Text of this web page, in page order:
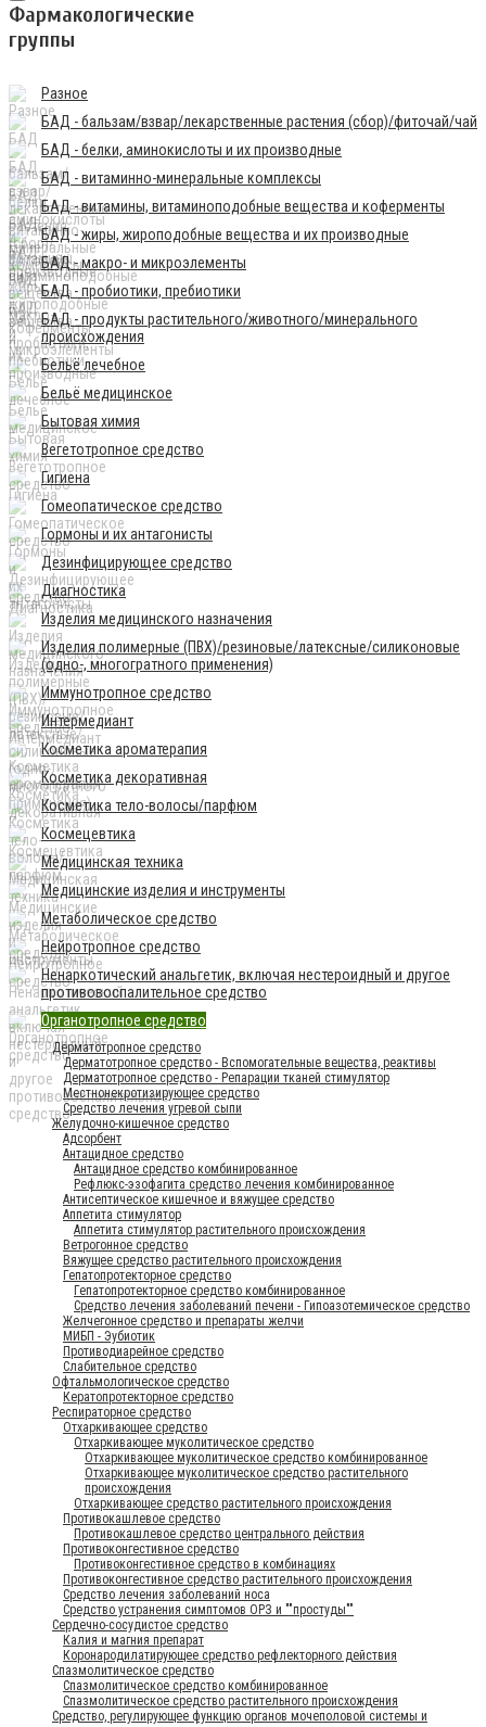
Фармакологические
группы
Разное
БАД - бальзам/взвар/лекарственные растения (сбор)/фиточай/чай
БАД - белки, аминокислоты и их производные
БАД - витаминно-минеральные комплексы
БАД - витамины, витаминоподобные вещества и коферменты
БАД - жиры, жироподобные вещества и их производные
БАД - макро- и микроэлементы
БАД - пробиотики, пребиотики
БАД - продукты растительного/животного/минерального
происхождения
Бельё лечебное
Бельё медицинское
Бытовая химия
Вегетотропное средство
Гигиена
Гомеопатическое средство
Гормоны и их антагонисты
Дезинфицирующее средство
Диагностика
Изделия медицинского назначения
Изделия полимерные (ПВХ)/резиновые/латексные/силиконовые
(одно-, многогратного применения)
Иммунотропное средство
Интермедиант
Косметика ароматерапия
Косметика декоративная
Косметика тело-волосы/парфюм
Космецевтика
Медицинская техника
Медицинские изделия и инструменты
Метаболическое средство
Нейротропное средство
Ненаркотический анальгетик, включая нестероидный и другое
противовоспалительное средство
Органотропное средство
Дерматотропное средство
Дерматотропное средство - Вспомогательные вещества, реактивы
Дерматотропное средство - Репарации тканей стимулятор
Местнонекротизирующее средство
Средство лечения угревой сыпи
Желудочно-кишечное средство
Адсорбент
Антацидное средство
Антацидное средство комбинированное
Рефлюкс-эзофагита средство лечения комбинированное
Антисептическое кишечное и вяжущее средство
Аппетита стимулятор
Аппетита стимулятор растительного происхождения
Ветрогонное средство
Вяжущее средство растительного происхождения
Гепатопротекторное средство
Гепатопротекторное средство комбинированное
Средство лечения заболеваний печени - Гипоазотемическое средство
Желчегонное средство и препараты желчи
МИБП - Эубиотик
Противодиарейное средство
Слабительное средство
Офтальмологическое средство
Кератопротекторное средство
Респираторное средство
Отхаркивающее средство
Отхаркивающее муколитическое средство
Отхаркивающее муколитическое средство комбинированное
Отхаркивающее муколитическое средство растительного
происхождения
Отхаркивающее средство растительного происхождения
Противокашлевое средство
Противокашлевое средство центрального действия
Противоконгестивное средство
Противоконгестивное средство в комбинациях
Противоконгестивное средство растительного происхождения
Средство лечения заболеваний носа
Средство устранения симптомов ОРЗ и ""простуды""
Сердечно-сосудистое средство
Калия и магния препарат
Коронародилатирующее средство рефлекторного действия
Спазмолитическое средство
Спазмолитическое средство комбинированное
Спазмолитическое средство растительного происхождения
Средство, регулирующее функцию органов мочеполовой системы и